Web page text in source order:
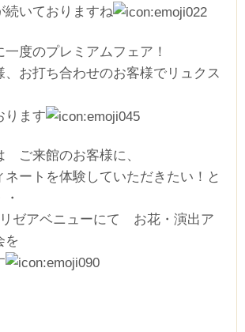
続いておりますね
度のプレミアムフェア！
、お打ち合わせのお客様でリュクス
ります
ご来館のお客様に、
ネートを体験していただきたい！と
ゼアベニューにて お花・演出ア
を